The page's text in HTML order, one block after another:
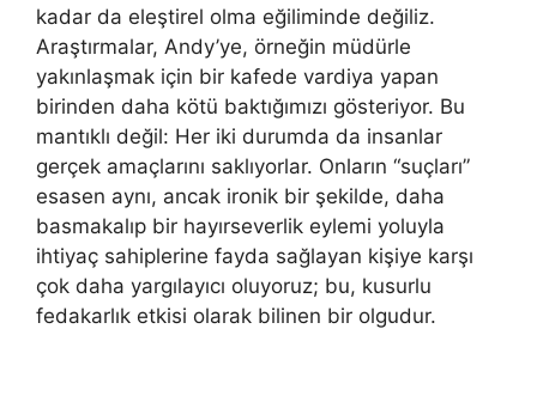
kadar da eleştirel olma eğiliminde değiliz.
Araştırmalar, Andy’ye, örneğin müdürle
yakınlaşmak için bir kafede vardiya yapan
birinden daha kötü baktığımızı gösteriyor. Bu
mantıklı değil: Her iki durumda da insanlar
gerçek amaçlarını saklıyorlar. Onların “suçları”
esasen aynı, ancak ironik bir şekilde, daha
basmakalıp bir hayırseverlik eylemi yoluyla
ihtiyaç sahiplerine fayda sağlayan kişiye karşı
çok daha yargılayıcı oluyoruz; bu, kusurlu
fedakarlık etkisi olarak bilinen bir olgudur.